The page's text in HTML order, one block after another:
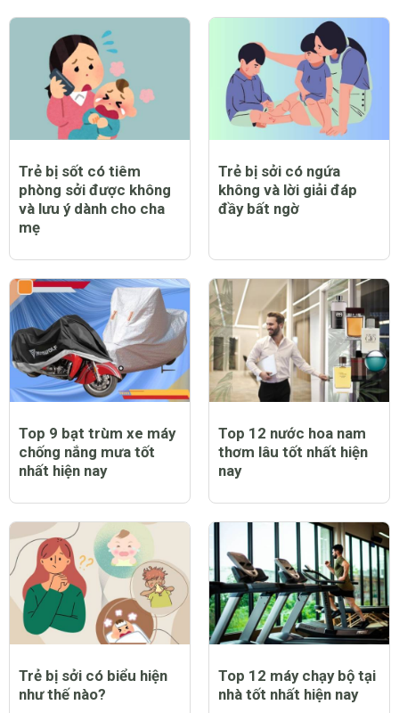
Trẻ bị sốt có tiêm
phòng sởi được không
và lưu ý dành cho cha
mẹ
Trẻ bị sởi có ngứa
không và lời giải đáp
đầy bất ngờ
Top 9 bạt trùm xe máy
chống nắng mưa tốt
nhất hiện nay
Top 12 nước hoa nam
thơm lâu tốt nhất hiện
nay
Trẻ bị sởi có biểu hiện
như thế nào?
Top 12 máy chạy bộ tại
nhà tốt nhất hiện nay